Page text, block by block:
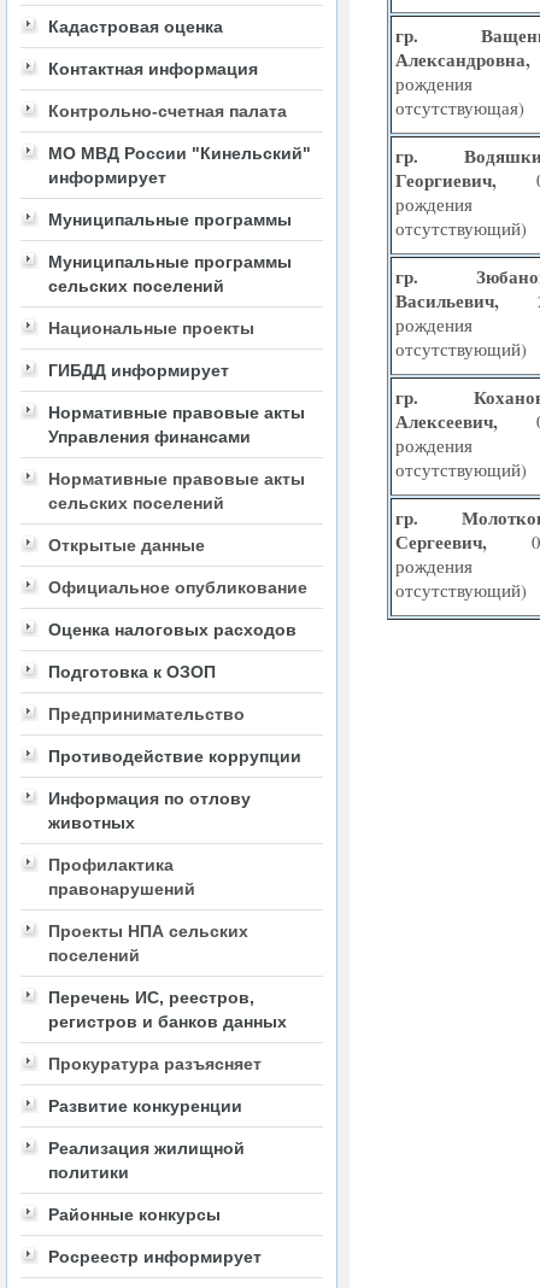
Кадастровая оценка
Контактная информация
Контрольно-счетная палата
МО МВД России "Кинельский"
информирует
Муниципальные программы
Муниципальные программы
сельских поселений
Национальные проекты
ГИБДД информирует
Нормативные правовые акты
Управления финансами
Нормативные правовые акты
сельских поселений
Открытые данные
Официальное опубликование
Оценка налоговых расходов
Подготовка к ОЗОП
Предпринимательство
Противодействие коррупции
Информация по отлову
животных
Профилактика
правонарушений
Проекты НПА сельских
поселений
Перечень ИС, реестров,
регистров и банков данных
Прокуратура разъясняет
Развитие конкуренции
Реализация жилищной
политики
Районные конкурсы
Росреестр информирует
гр.
рождения
отсутствующая)
гр.
Георгиевич,
рождения
отсутствующий)
гр.
Васильевич,
рождения
отсутствующий)
гр.
Алексеевич,
рождения
отсутствующий)
гр.
Сергеевич,
рождения
отсутствующий)